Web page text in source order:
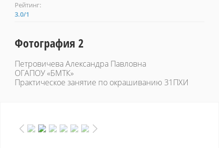
Рейтинг:
3.0/1
Фотография 2
Петровичева Александра Павловна
ОГАПОУ «БМТК»
Практическое занятие по окрашиванию 31ПХИ